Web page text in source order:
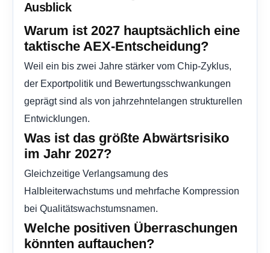
Ausblick
Warum ist 2027 hauptsächlich eine
taktische AEX-Entscheidung?
Weil ein bis zwei Jahre stärker vom Chip-Zyklus,
der Exportpolitik und Bewertungsschwankungen
geprägt sind als von jahrzehntelangen strukturellen
Entwicklungen.
Was ist das größte Abwärtsrisiko
im Jahr 2027?
Gleichzeitige Verlangsamung des
Halbleiterwachstums und mehrfache Kompression
bei Qualitätswachstumsnamen.
Welche positiven Überraschungen
könnten auftauchen?